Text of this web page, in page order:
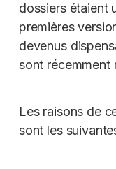
dossiers étaient
premières
devenus
sont récemment
Les raisons de
sont les